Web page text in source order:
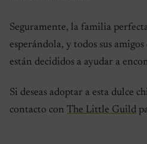
Seguramente, la familia
esperándola, y todos sus
están decididos a ayudar a
Si deseas adoptar a esta dulce
contacto con The Little Guild